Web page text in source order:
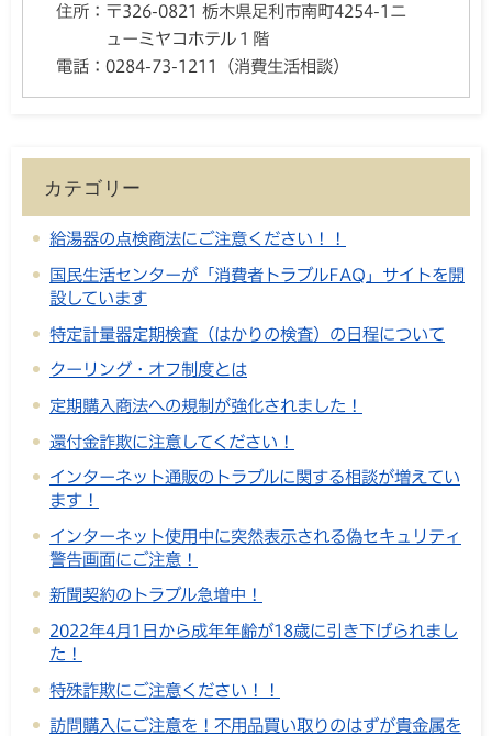
住所： 〒326-0821 栃木県足利市南町4254-1ニ
ューミヤコホテル１階
電話： 0284-73-1211（消費生活相談）
カテゴリー
給湯器の点検商法にご注意ください！！
国民生活センターが「消費者トラブルFAQ」サイトを開
設しています
特定計量器定期検査（はかりの検査）の日程について
クーリング・オフ制度とは
定期購入商法への規制が強化されました！
還付金詐欺に注意してください！
インターネット通販のトラブルに関する相談が増えてい
ます！
インターネット使用中に突然表示される偽セキュリティ
警告画面にご注意！
新聞契約のトラブル急増中！
2022年4月1日から成年年齢が18歳に引き下げられまし
た！
特殊詐欺にご注意ください！！
訪問購入にご注意を！不用品買い取りのはずが貴金属を